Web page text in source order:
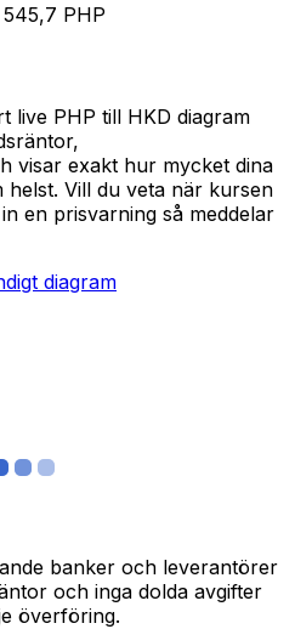
PHP
live PHP till HKD diagram
visar exakt hur mycket dina
Vill du veta när kursen
en prisvarning så meddelar
diagram
banker och leverantörer
och inga dolda avgifter
överföring.